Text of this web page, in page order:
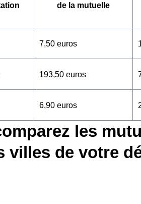
de la mutuelle
7,50 euros
193,50 euros
6,90 euros
les
villes de votre